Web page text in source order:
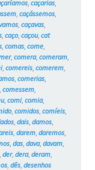
, caçarias,
, caçássemos,
, caçavas,
, caço, caçou, cat
, comas, come,
, comera, comeram,
, comereis, comerem,
, comerias,
comessem,
, comi, comia,
, comidos, comíeis,
, dais, damos,
, darem, daremos,
, das, dava, davam,
der, dera, deram,
, dês, desenhos